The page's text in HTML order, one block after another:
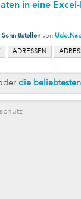
in eine Excel-
von
ADRESSEN
die beliebtesten